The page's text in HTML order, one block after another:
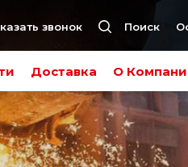
Доставка О
звонок Поиск